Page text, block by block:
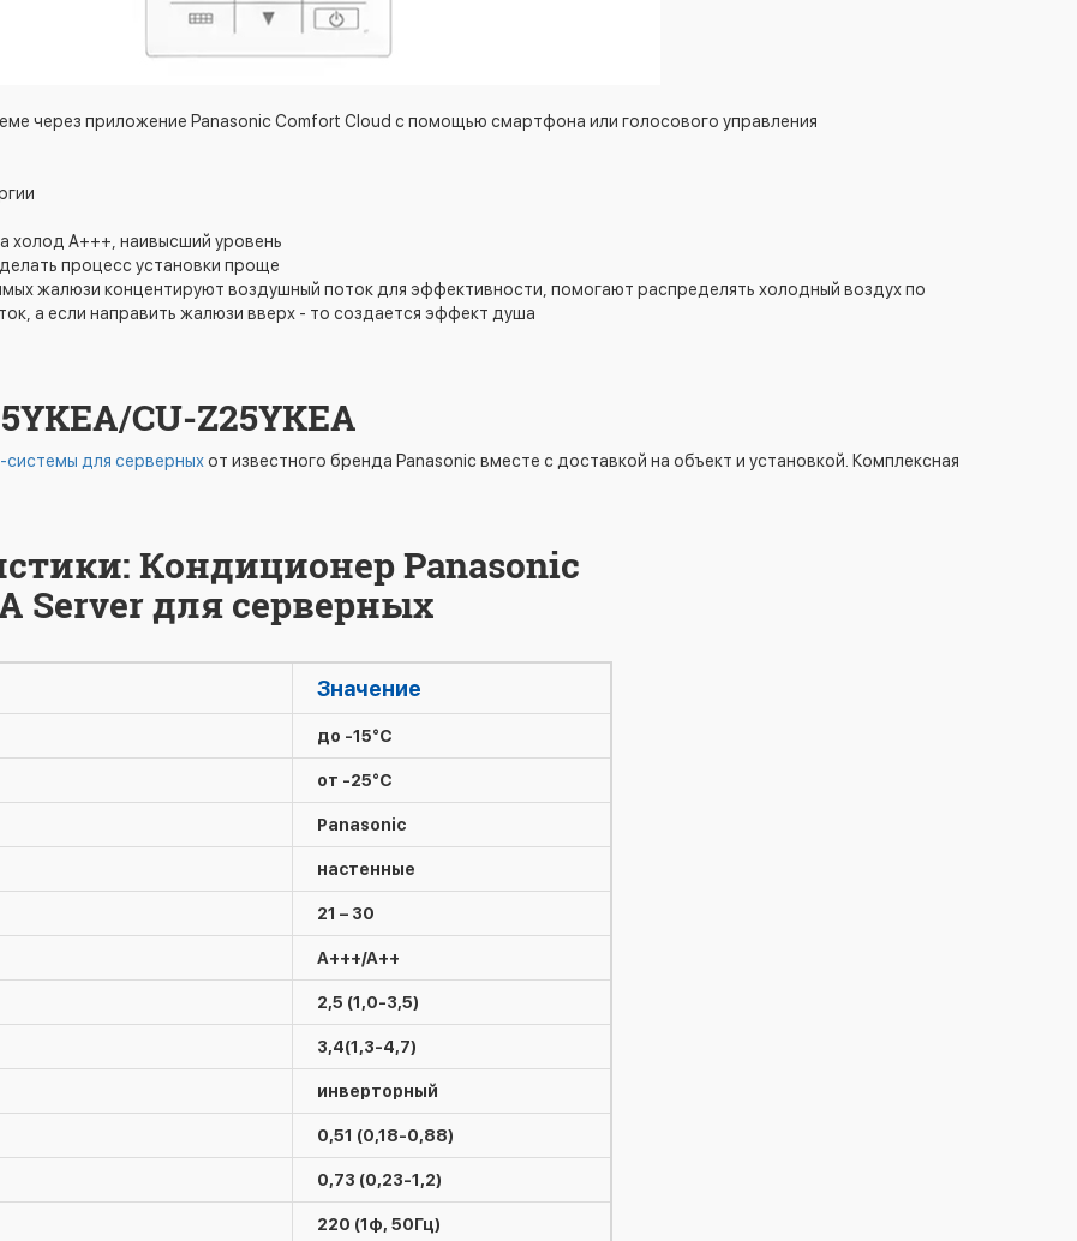
через приложение Panasonic Comfort Cloud с помощью смартфона или голосового управления
холод А+++, наивысший уровень
процесс установки проще
жалюзи концентируют воздушный поток для эффективности, помогают распределять холодный воздух по
а если направить жалюзи вверх - то создается эффект душа
CU-Z25YKEA
системы для серверныхот известного бренда Panasonic вместе с доставкой на объект и установкой. Комплексная
Кондиционер Panasonic
Server для серверных
Значение
до -15°C
от -25°C
Panasonic
настенные
21 – 30
A+++/A++
2,5 (1,0-3,5)
3,4(1,3-4,7)
инверторный
0,51 (0,18-0,88)
0,73 (0,23-1,2)
220 (1ф, 50Гц)